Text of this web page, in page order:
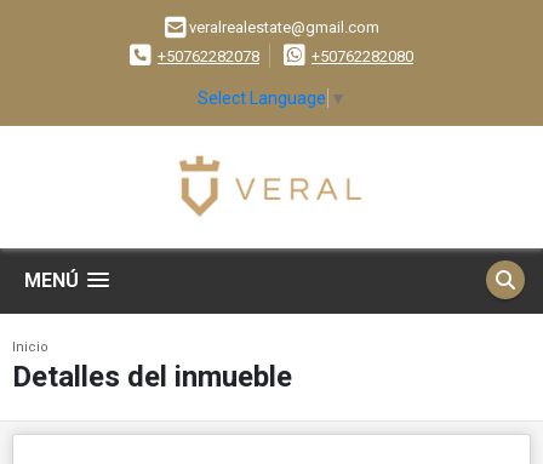
veralrealestate@gmail.com
+50762282078
+50762282080
Select Language ▼
MENÚ
Inicio
Detalles del inmueble